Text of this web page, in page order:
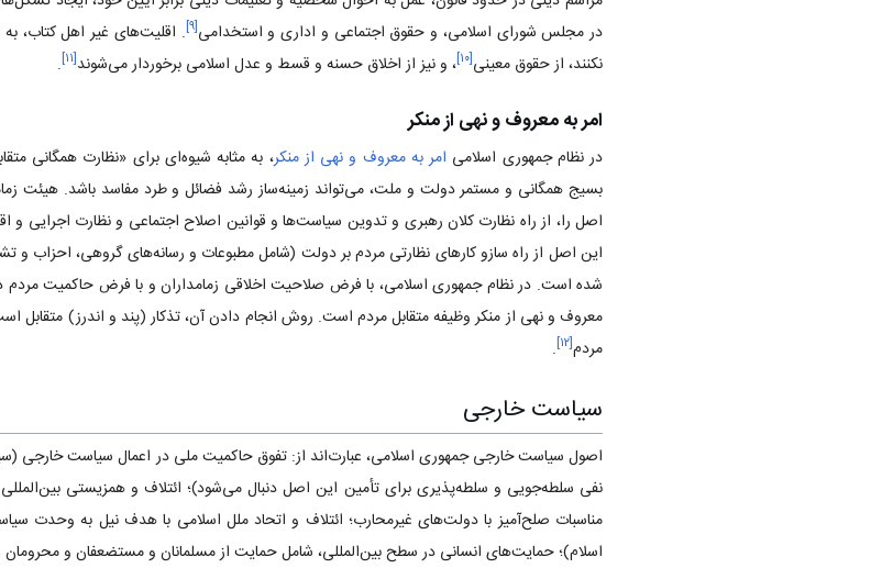
در مجلس شورای اسلامی‌، و حقوق اجتماعی و اداری و استخدامی‌[۹]. اقلیت‌های غیر اهل کتاب‌،
نکنند، از حقوق معینی‌[۱۰]، و نیز از اخلاق حسنه و قسط و عدل اسلامی برخوردار می‌شوند[۱۱]
.
امر به معروف و نهی از منکر
در نظام جمهوری اسلامی امر به معروف و نهی از منکر، به مثابه شیوه‌ای برای «نظارت همگانی
بسیج همگانی و مستمر دولت و ملت‌، می‌تواند زمینه‌ساز رشد فضائل و طرد مفاسد باشد. هیئت
اصل را، از راه نظارت کلان رهبری و تدوین سیاست‌ها و قوانین اصلاح اجتماعی و نظارت اجرایی و
این اصل از راه سازو کارهای نظارتی مردم بر دولت (شامل مطبوعات و رسانه‌های گروهی‌، احزاب و
شده است‌. در نظام جمهوری اسلامی‌، با فرض صلاحیت اخلاقی زمامداران و با فرض حاکمیت
معروف و نهی از منکر وظیفه متقابل مردم است‌. روش انجام دادن آن‌، تذکار (پند و اندرز) متقابل
مردم‌[۱۲]
.
سیاست خارجی
اصول سیاست خارجی جمهوری اسلامی‌، عبارت‌اند از: تفوق حاکمیت ملی در اعمال سیاست خارجی
نفی سلطه‌جویی و سلطه‌پذیری برای تأمین این اصل دنبال می‌شود)؛ ائتلاف و همزیستی
مناسبات صلح‌آمیز با دولت‌های غیرمحارب‌؛ ائتلاف و اتحاد ملل اسلامی با هدف نیل به وحدت
اسلام‌)؛ حمایت‌های انسانی در سطح بین‌المللی‌، شامل حمایت از مسلمانان و مستضعفان و محرومان